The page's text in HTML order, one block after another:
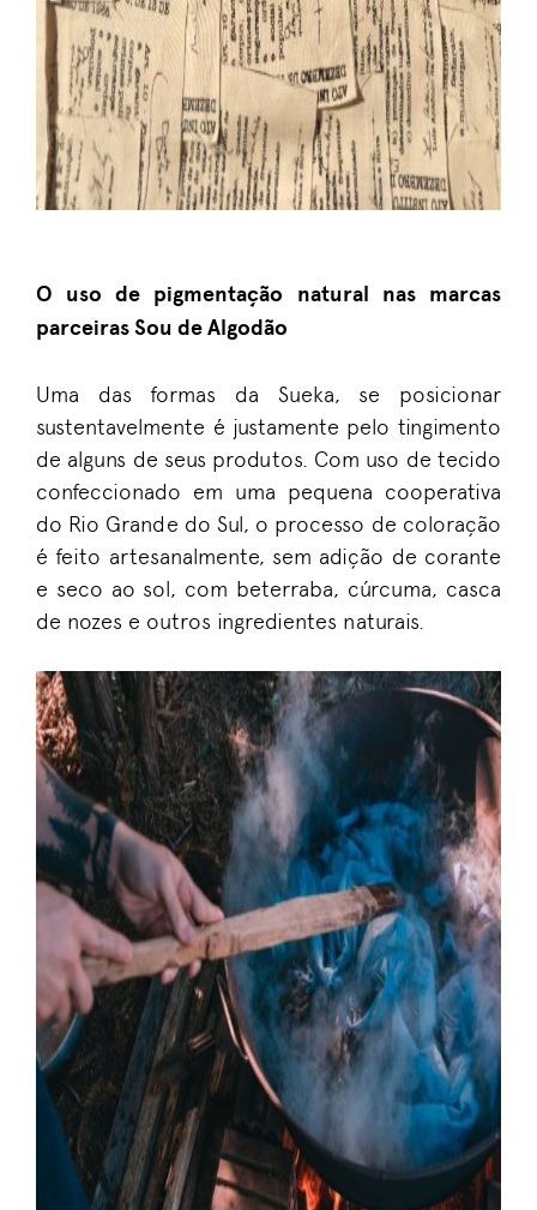
O uso de pigmentação natural nas marcas
parceiras Sou de Algodão
Uma das formas da Sueka, se posicionar
sustentavelmente é justamente pelo tingimento
de alguns de seus produtos. Com uso de tecido
confeccionado em uma pequena cooperativa
do Rio Grande do Sul, o processo de coloração
é feito artesanalmente, sem adição de corante
e seco ao sol, com beterraba, cúrcuma, casca
de nozes e outros ingredientes naturais.